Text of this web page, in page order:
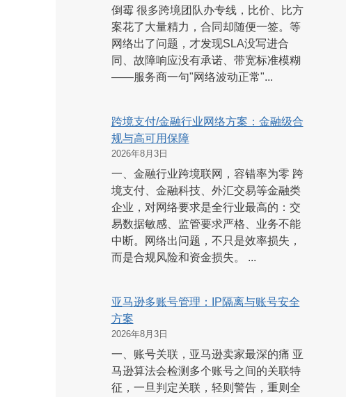
倒霉 很多跨境团队办专线，比价、比方
案花了大量精力，合同却随便一签。等
网络出了问题，才发现SLA没写进合
同、故障响应没有承诺、带宽标准模糊
——服务商一句"网络波动正常"...
跨境支付/金融行业网络方案：金融级合
规与高可用保障
2026年8月3日
一、金融行业跨境联网，容错率为零 跨
境支付、金融科技、外汇交易等金融类
企业，对网络要求是全行业最高的：交
易数据敏感、监管要求严格、业务不能
中断。网络出问题，不只是效率损失，
而是合规风险和资金损失。 ...
亚马逊多账号管理：IP隔离与账号安全
方案
2026年8月3日
一、账号关联，亚马逊卖家最深的痛 亚
马逊算法会检测多个账号之间的关联特
征，一旦判定关联，轻则警告，重则全